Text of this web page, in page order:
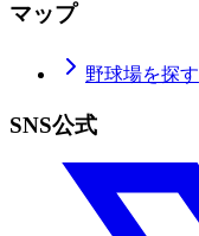
マップ
野球場を探す
SNS公式